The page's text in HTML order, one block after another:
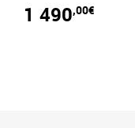
1 490,00€